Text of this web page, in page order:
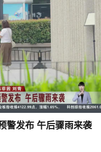
警发布 午后骤雨来袭